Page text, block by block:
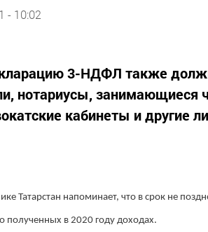
- 10:02
3-НДФЛ также
нотариусы, занимающиеся
кабинеты и другие
Татарстан напоминает, что в срок не
полученных в 2020 году доходах.